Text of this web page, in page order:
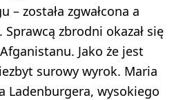
– została zgwałcona a
zbrodni okazał się
Jako że jest
surowy wyrok. Maria
Ladenburgera, wysokiego